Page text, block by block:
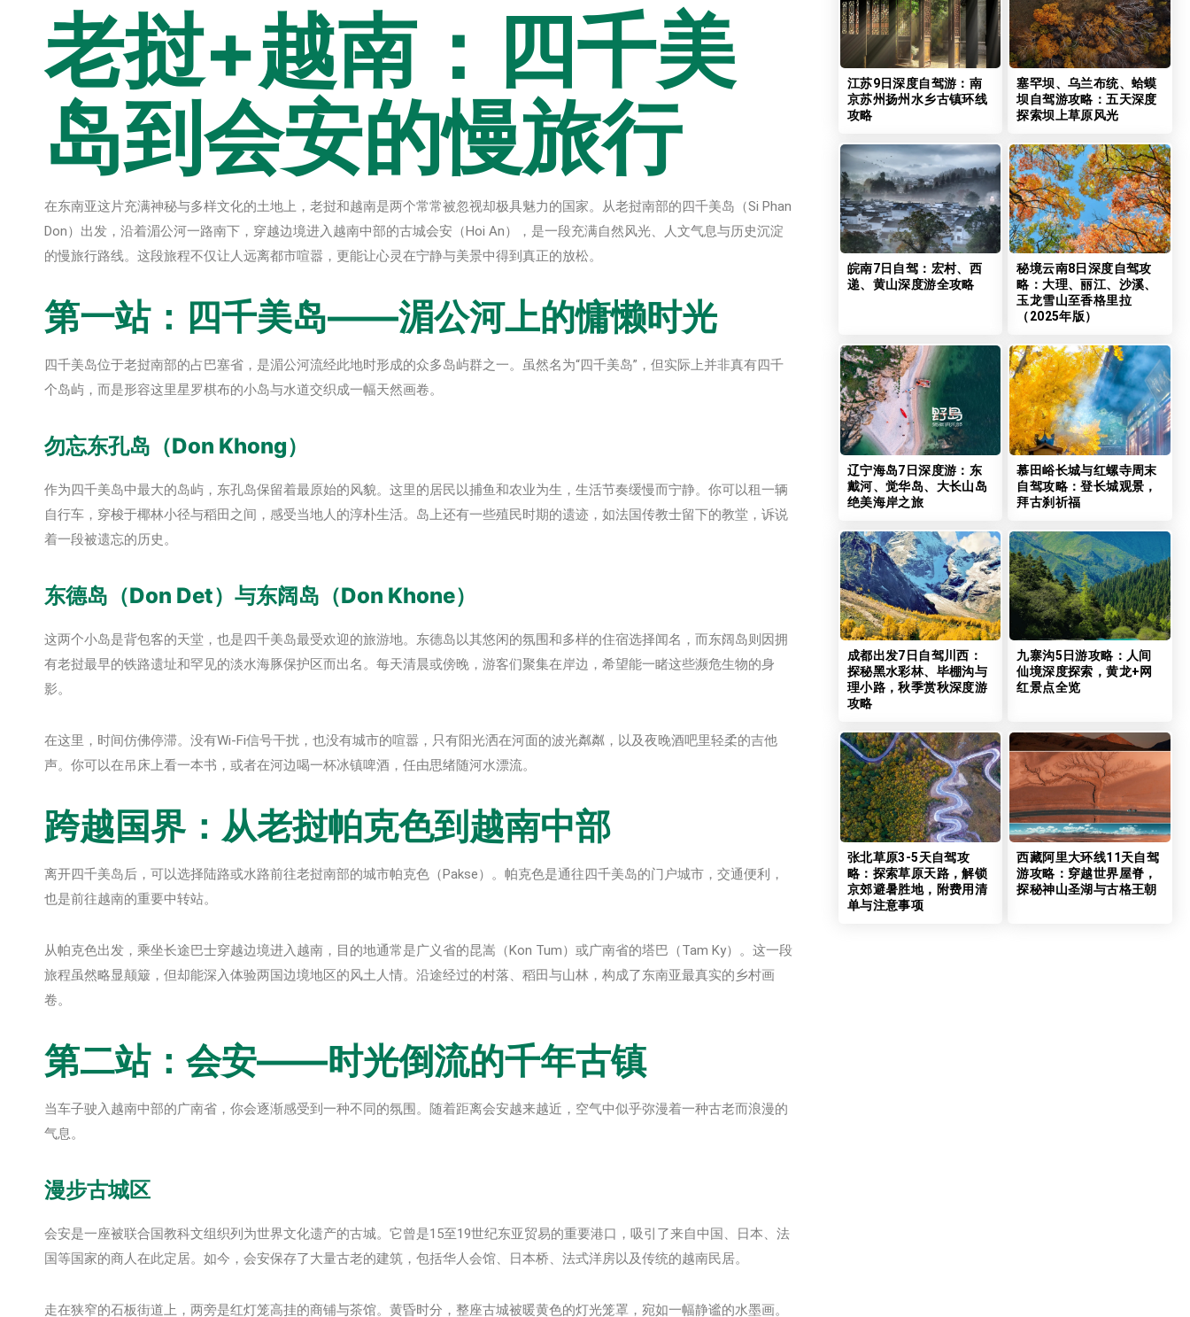
老挝+越南：四千美
岛到会安的慢旅行
在东南亚这片充满神秘与多样文化的土地上，老挝和越南是两个常常被忽视却极具魅力的国家。从老挝南部的四千美岛（Si Phan
Don）出发，沿着湄公河一路南下，穿越边境进入越南中部的古城会安（Hoi An），是一段充满自然风光、人文气息与历史沉淀
的慢旅行路线。这段旅程不仅让人远离都市喧嚣，更能让心灵在宁静与美景中得到真正的放松。
第一站：四千美岛——湄公河上的慵懒时光
四千美岛位于老挝南部的占巴塞省，是湄公河流经此地时形成的众多岛屿群之一。虽然名为“四千美岛”，但实际上并非真有四千
个岛屿，而是形容这里星罗棋布的小岛与水道交织成一幅天然画卷。
勿忘东孔岛（Don Khong）
作为四千美岛中最大的岛屿，东孔岛保留着最原始的风貌。这里的居民以捕鱼和农业为生，生活节奏缓慢而宁静。你可以租一辆
自行车，穿梭于椰林小径与稻田之间，感受当地人的淳朴生活。岛上还有一些殖民时期的遗迹，如法国传教士留下的教堂，诉说
着一段被遗忘的历史。
东德岛（Don Det）与东阔岛（Don Khone）
这两个小岛是背包客的天堂，也是四千美岛最受欢迎的旅游地。东德岛以其悠闲的氛围和多样的住宿选择闻名，而东阔岛则因拥
有老挝最早的铁路遗址和罕见的淡水海豚保护区而出名。每天清晨或傍晚，游客们聚集在岸边，希望能一睹这些濒危生物的身
影。
在这里，时间仿佛停滞。没有Wi-Fi信号干扰，也没有城市的喧嚣，只有阳光洒在河面的波光粼粼，以及夜晚酒吧里轻柔的吉他
声。你可以在吊床上看一本书，或者在河边喝一杯冰镇啤酒，任由思绪随河水漂流。
跨越国界：从老挝帕克色到越南中部
离开四千美岛后，可以选择陆路或水路前往老挝南部的城市帕克色（Pakse）。帕克色是通往四千美岛的门户城市，交通便利，
也是前往越南的重要中转站。
从帕克色出发，乘坐长途巴士穿越边境进入越南，目的地通常是广义省的昆嵩（Kon Tum）或广南省的塔巴（Tam Ky）。这一段
旅程虽然略显颠簸，但却能深入体验两国边境地区的风土人情。沿途经过的村落、稻田与山林，构成了东南亚最真实的乡村画
卷。
第二站：会安——时光倒流的千年古镇
当车子驶入越南中部的广南省，你会逐渐感受到一种不同的氛围。随着距离会安越来越近，空气中似乎弥漫着一种古老而浪漫的
气息。
漫步古城区
会安是一座被联合国教科文组织列为世界文化遗产的古城。它曾是15至19世纪东亚贸易的重要港口，吸引了来自中国、日本、法
国等国家的商人在此定居。如今，会安保存了大量古老的建筑，包括华人会馆、日本桥、法式洋房以及传统的越南民居。
走在狭窄的石板街道上，两旁是红灯笼高挂的商铺与茶馆。黄昏时分，整座古城被暖黄色的灯光笼罩，宛如一幅静谧的水墨画。
江苏9日深度自驾游：南
京苏州扬州水乡古镇环线
攻略
塞罕坝、乌兰布统、蛤蟆
坝自驾游攻略：五天深度
探索坝上草原风光
皖南7日自驾：宏村、西
递、黄山深度游全攻略
秘境云南8日深度自驾攻
略：大理、丽江、沙溪、
玉龙雪山至香格里拉
（2025年版）
辽宁海岛7日深度游：东
戴河、觉华岛、大长山岛
绝美海岸之旅
慕田峪长城与红螺寺周末
自驾攻略：登长城观景，
拜古刹祈福
成都出发7日自驾川西：
探秘黑水彩林、毕棚沟与
理小路，秋季赏秋深度游
攻略
九寨沟5日游攻略：人间
仙境深度探索，黄龙+网
红景点全览
张北草原3-5天自驾攻
略：探索草原天路，解锁
京郊避暑胜地，附费用清
单与注意事项
西藏阿里大环线11天自驾
游攻略：穿越世界屋脊，
探秘神山圣湖与古格王朝